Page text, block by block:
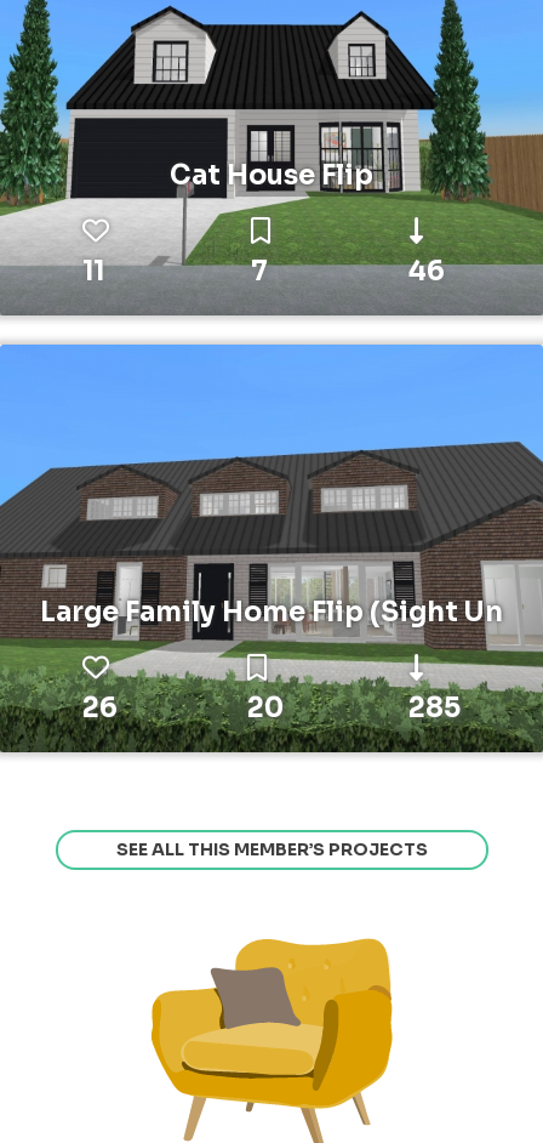
Cat House Flip
11 7 46
Large Family Home Flip (Sight Un
26 20 285
SEE ALL THIS MEMBER’S PROJECTS